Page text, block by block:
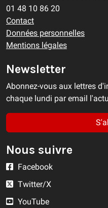
01 48 10 86 20
Contact
Données personnelles
Mentions légales
Newsletter
Abonnez-vous aux lettres
chaque lundi par email
Nous suivre
Facebook
Twitter/X
YouTube